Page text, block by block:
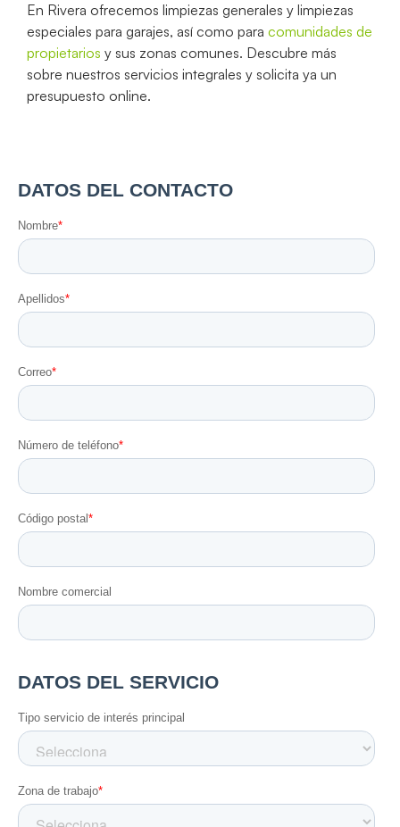
En Rivera ofrecemos limpiezas generales y limpiezas
especiales para garajes, así como para comunidades de
propietarios y sus zonas comunes. Descubre más
sobre nuestros servicios integrales y solicita ya un
presupuesto online.